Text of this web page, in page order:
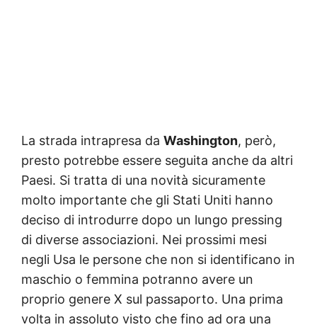
La strada intrapresa da Washington, però,
presto potrebbe essere seguita anche da altri
Paesi. Si tratta di una novità sicuramente
molto importante che gli Stati Uniti hanno
deciso di introdurre dopo un lungo pressing
di diverse associazioni. Nei prossimi mesi
negli Usa le persone che non si identificano in
maschio o femmina potranno avere un
proprio genere X sul passaporto. Una prima
volta in assoluto visto che fino ad ora una